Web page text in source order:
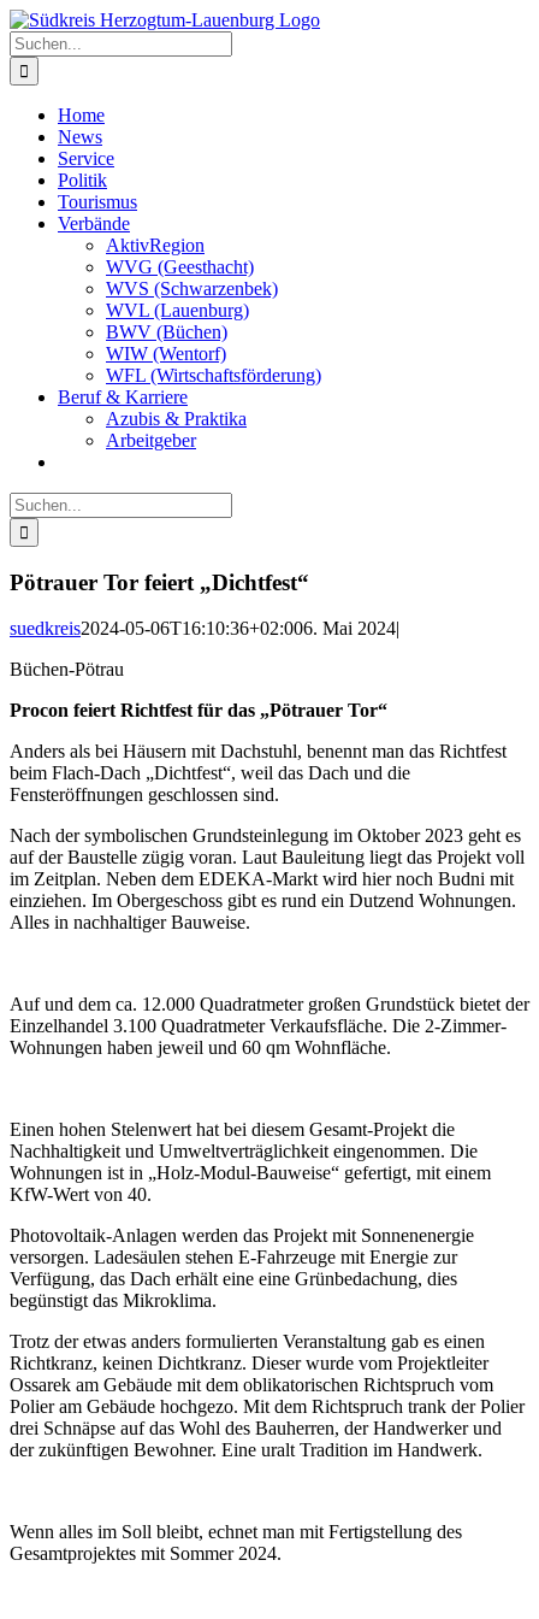
Zum
Inhalt
springen
Suche
nach:
Home
News
Service
Politik
Tourismus
Verbände
AktivRegion
WVG (Geesthacht)
WVS (Schwarzenbek)
WVL (Lauenburg)
BWV (Büchen)
WIW (Wentorf)
WFL (Wirtschaftsförderung)
Beruf & Karriere
Azubis & Praktika
Arbeitgeber
Suche
nach:
Pötrauer Tor feiert „Dichtfest“
suedkreis2024-05-06T16:10:36+02:006. Mai 2024|
Büchen-Pötrau
Procon feiert Richtfest für das „Pötrauer Tor“
Anders als bei Häusern mit Dachstuhl, benennt man das Richtfest
beim Flach-Dach „Dichtfest“, weil das Dach und die
Fensteröffnungen geschlossen sind.
Nach der symbolischen Grundsteinlegung im Oktober 2023 geht es
auf der Baustelle zügig voran. Laut Bauleitung liegt das Projekt voll
im Zeitplan. Neben dem EDEKA-Markt wird hier noch Budni mit
einziehen. Im Obergeschoss gibt es rund ein Dutzend Wohnungen.
Alles in nachhaltiger Bauweise.
Auf und dem ca. 12.000 Quadratmeter großen Grundstück bietet der
Einzelhandel 3.100 Quadratmeter Verkaufsfläche. Die 2-Zimmer-
Wohnungen haben jeweil und 60 qm Wohnfläche.
Einen hohen Stelenwert hat bei diesem Gesamt-Projekt die
Nachhaltigkeit und Umweltverträglichkeit eingenommen. Die
Wohnungen ist in „Holz-Modul-Bauweise“ gefertigt, mit einem
KfW-Wert von 40.
Photovoltaik-Anlagen werden das Projekt mit Sonnenenergie
versorgen. Ladesäulen stehen E-Fahrzeuge mit Energie zur
Verfügung, das Dach erhält eine eine Grünbedachung, dies
begünstigt das Mikroklima.
Trotz der etwas anders formulierten Veranstaltung gab es einen
Richtkranz, keinen Dichtkranz. Dieser wurde vom Projektleiter
Ossarek am Gebäude mit dem oblikatorischen Richtspruch vom
Polier am Gebäude hochgezo. Mit dem Richtspruch trank der Polier
drei Schnäpse auf das Wohl des Bauherren, der Handwerker und
der zukünftigen Bewohner. Eine uralt Tradition im Handwerk.
Wenn alles im Soll bleibt, echnet man mit Fertigstellung des
Gesamtprojektes mit Sommer 2024.